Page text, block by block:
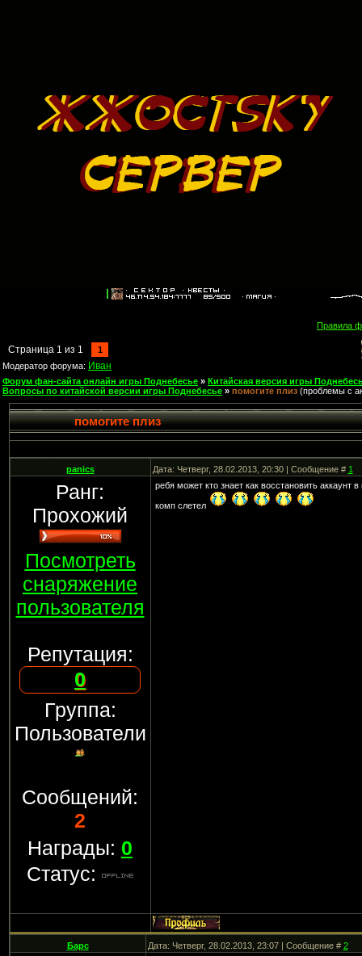
Правила
Страница 1 из 1
1
Модератор форума: Иван
Форум фан-сайта онлайн игры Поднебесье » Китайская версия игры
Вопросы по китайской версии игры Поднебесье » помогите плиз (проблемы с
помогите плиз
panics Дата: Четверг, 28.02.2013, 20:30 | Сообщение #1
Ранг:
Прохожий
Посмотреть
снаряжение
пользователя
Репутация:
0
Группа:
Пользователи
Сообщений:
2
Награды: 0
Статус:
ребя может кто знает как восстановить аккаунт
комп слетел
Барс Дата: Четверг, 28.02.2013, 23:07 | Сообщение #2